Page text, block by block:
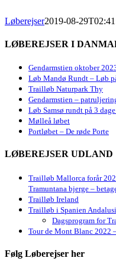
Løberejser2019-08-
LØBEREJSER I
Gendarmstien oktober
Løb Mandø Rundt – Løb
Trailløb Naturpark Thy
Gendarmstien –
Løb Samsø rundt på 3
Mølleå løbet
Portløbet – De røde Porte
LØBEREJSER UDLAND
Trailløb Mallorca forår
Tramuntana bjerge –
Trailløb Ireland
Trailløb i Spanien
Dagsprogram for
Tour de Mont Blanc 2022
Følg Løberejser her